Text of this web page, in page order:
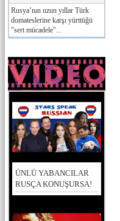
Rusya’nın uzun yıllar Türk
domateslerine karşı yürttüğü
"sert mücadele"...
ÜNLÜ YABANCILAR
RUSÇA KONUŞURSA!